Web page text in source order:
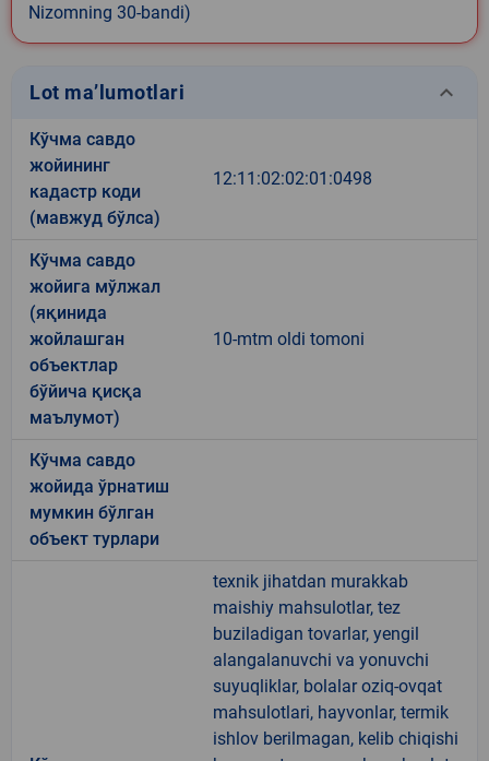
Nizomning 30-bandi)
Lot ma’lumotlari keyboard_arrow_down
Кўчма савдо
жойининг
кадастр коди
(мавжуд бўлса)
12:11:02:02:01:0498
Кўчма савдо
жойига мўлжал
(яқинида
жойлашган
объектлар
бўйича қисқа
маълумот)
10-mtm oldi tomoni
Кўчма савдо
жойида ўрнатиш
мумкин бўлган
объект турлари
texnik jihatdan murakkab
maishiy mahsulotlar, tez
buziladigan tovarlar, yengil
alangalanuvchi va yonuvchi
suyuqliklar, bolalar oziq-ovqat
mahsulotlari, hayvonlar, termik
ishlov berilmagan, kelib chiqishi